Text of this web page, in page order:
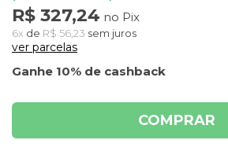
R$ 327,24 no Pix
6x de R$ 56,23 sem juros
ver parcelas
Ganhe 10% de cashback
COMPRAR